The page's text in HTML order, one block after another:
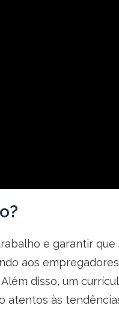
e garantir que
aos
disso, um
às